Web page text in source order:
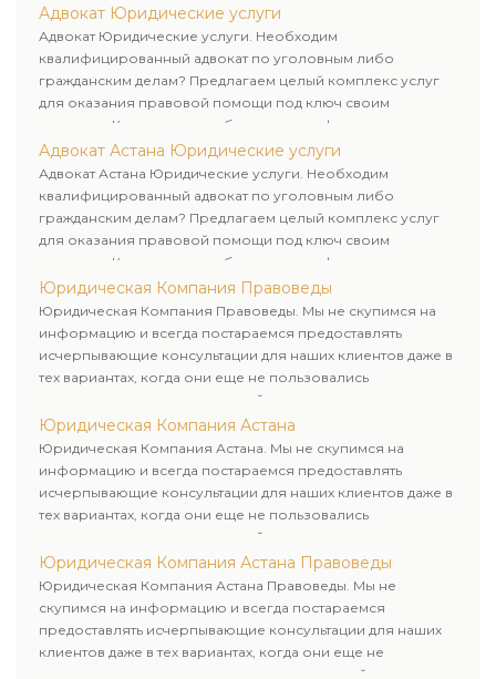
юридических лиц. Индивидуальный подход к каждому
клиенту.
Адвокат Юридические услуги
Адвокат Юридические услуги. Необходим
квалифицированный адвокат по уголовным либо
гражданским делам? Предлагаем целый комплекс услуг
для оказания правовой помощи под ключ своим
клиентам. Комплексное обслуживание физических и
юридических лиц. Индивидуальный подход к каждому
клиенту.
Адвокат Астана Юридические услуги
Адвокат Астана Юридические услуги. Необходим
квалифицированный адвокат по уголовным либо
гражданским делам? Предлагаем целый комплекс услуг
для оказания правовой помощи под ключ своим
клиентам. Комплексное обслуживание физических и
юридических лиц. Индивидуальный подход к каждому
клиенту.
Юридическая Компания Правоведы
Юридическая Компания Правоведы. Мы не скупимся на
информацию и всегда постараемся предоставлять
исчерпывающие консультации для наших клиентов даже в
тех вариантах, когда они еще не пользовались
юридическими услугами нашей компании.
Юридическая Компания Астана
Юридическая Компания Астана. Мы не скупимся на
информацию и всегда постараемся предоставлять
исчерпывающие консультации для наших клиентов даже в
тех вариантах, когда они еще не пользовались
юридическими услугами нашей компании.
Юридическая Компания Астана Правоведы
Юридическая Компания Астана Правоведы. Мы не
скупимся на информацию и всегда постараемся
предоставлять исчерпывающие консультации для наших
клиентов даже в тех вариантах, когда они еще не
пользовались юридическими услугами нашей компании.